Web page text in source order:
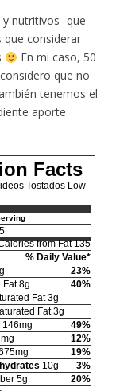
nutritivos- que
considerar
En mi caso, 50
que no
tenemos el
aporte
Facts
Tostados Low-
from Fat 135
% Daily Value*
23%
Fat 8g
40%
Fat 3g
Fat 3g
146mg
49%
12%
19%
10g
3%
5g
20%